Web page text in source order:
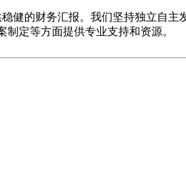
的财务汇报。我们坚持独立自主
定等方面提供专业支持和资源。